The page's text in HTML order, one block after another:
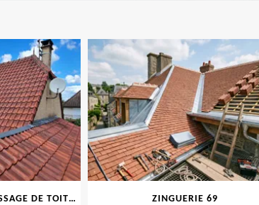
NETTOYAGE ET DÉMOUSSAGE DE TOITURE ET FAÇADE 69 ZINGUERIE 69